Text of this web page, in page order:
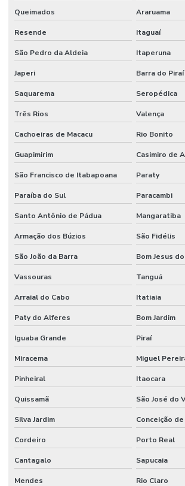
Gestão de ativos
Gestão de custos de manutenção para empresas
Gestão De Manutenção Preditiva
Gestão estratégica de ativos industriais
Higienização De Área Comum
Higienização De Banheiros Comerciais
Higienização De Escritórios
Higienização De Superfícies Comerciais E
Higienização Profunda De Ambientes Comerciais
Higienização Profunda De Escritórios E Sanitários
Inspeções Regulares De Equipamentos
Limpeza De Ambientes
Limpeza De Ambientes Industriais
Limpeza De Áreas De Convivência
Limpeza De Áreas Externas E Jardins
Limpeza De Áreas Industriais
Limpeza De Banheiros Comerciais
Limpeza De Banheiros E Áreas Comuns
Limpeza De Escritórios E Ambientes Comerciais
Queimados Araruama
Resende Itaguaí
São Pedro da Aldeia Itaperuna
Japeri Barra do Piraí
Saquarema Seropédica
Três Rios Valença
Cachoeiras de Macacu Rio Bonito
Guapimirim Casimiro de
São Francisco de Itabapoana Paraty
Paraíba do Sul Paracambi
Santo Antônio de Pádua Mangaratiba
Armação dos Búzios São Fidélis
São João da Barra Bom Jesus
Vassouras Tanguá
Arraial do Cabo Itatiaia
Paty do Alferes Bom Jardim
Iguaba Grande Piraí
Miracema Miguel
Pinheiral Itaocara
Quissamã São José do
Silva Jardim Conceição
Cordeiro Porto Real
Cantagalo Sapucaia
Mendes Rio Claro